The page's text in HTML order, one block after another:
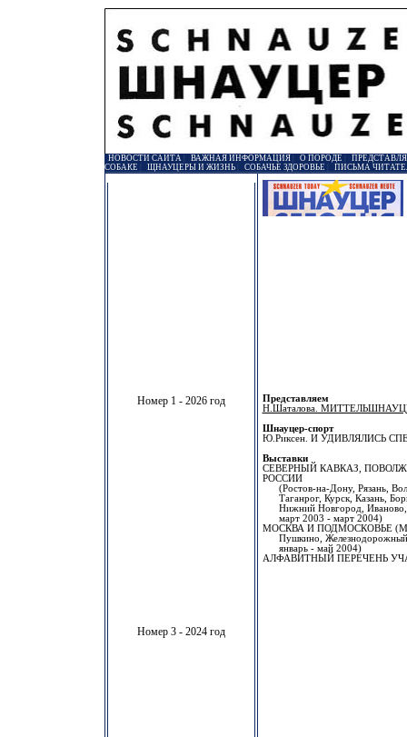
НОВОСТИ САЙТА| ВАЖНАЯ ИНФОРМАЦИЯ| О ПОРОДЕ
СОБАКЕ
ЩНАУЦЕРЫ И ЖИЗНЬ| СОБАЧЬЕ ЗДОРОВЬЕ ПИСЬМА
Номер 1 - 2026 год
Номер 3 - 2024 год
Представляем
Н.Шаталова.
Шнауцер-спорт
Ю.Риксен. И УДИВЛЯЛИСЬ
Выставки
СЕВЕРНЫЙ КАВКАЗ,
РОССИИ
(Ростов-на-Дону, Рязань,
Таганрог, Курск, Казань,
Нижний Новгород, Иваново,
март 2003 - март 2004)
МОСКВА И ПОДМОСКОВЬЕ
Пушкино, Железнодорожный,
январь - май 2004)
АЛФАВИТНЫЙ ПЕРЕЧЕНЬ